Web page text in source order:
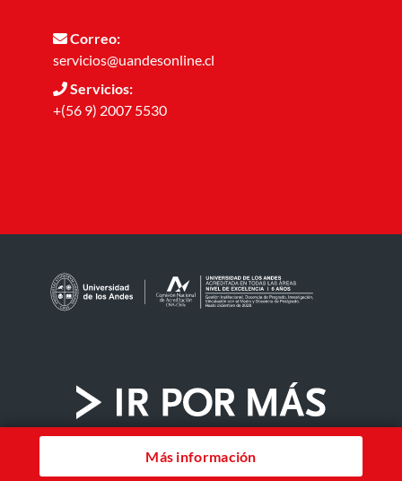
Correo:
servicios@uandesonline.cl
Servicios:
+(56 9) 2007 5530
Más información